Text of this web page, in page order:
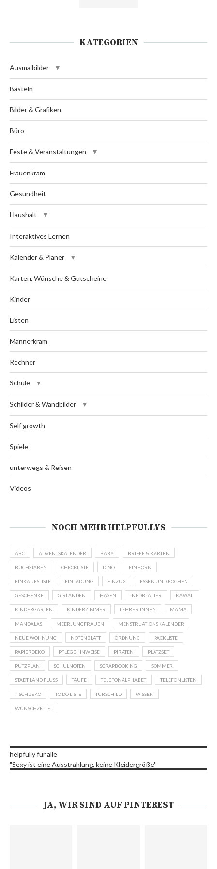
KATEGORIEN
Ausmalbilder
Basteln
Bilder & Grafiken
Büro
Feste & Veranstaltungen
Frauenkram
Gesundheit
Haushalt
Interaktives Lernen
Kalender & Planer
Karten, Wünsche & Gutscheine
Kinder
Listen
Männerkram
Rechner
Schule
Schilder & Wandbilder
Self growth
Spiele
unterwegs & Reisen
Videos
NOCH MEHR HELPFULLYS
ABC ADVENTSKALENDER BABY BRIEFE & KARTEN
BUCHSTABEN CHECKLISTE DINO EINHORN
EINKAUFSLISTE EINLADUNG EINZUG ESSEN UND KOCHEN
GESCHENKE GIRLANDEN HASEN INFOBLÄTTER KAWAII
KINDERGARTEN KINDERZIMMER LEHRER:INNEN MAMA
MANDALAS MEERJUNGFRAUEN MENSTRUATIONSKALENDER
NEUE WOHNUNG NOTENBLATT ORDNUNG PACKLISTE
PAPIERDEKO PFLEGEHINWEISE PIRATEN PLATZSET
PUTZPLAN SCHULNOTEN SCRAPBOOKING SOMMER
STADT LAND FLUSS TAUFE TELEFONALPHABET TELEFONLISTEN
TISCHDEKO TO DO LISTE TÜRSCHILD WISSEN
WUNSCHZETTEL
helpfully für alle
"Sexy ist eine Ausstrahlung, keine Kleidergröße"
JA, WIR SIND AUF PINTEREST